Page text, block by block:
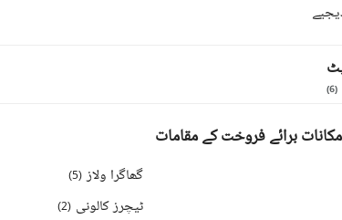
(
6
)
برائے فروخت کے مقامات
گھاگرا ولاز (
5
)
ٹیچرز کالونی (
2
)